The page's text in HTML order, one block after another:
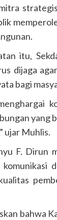
itu,
dijaga
bagi
yang
ujar Muhlis.
F. Dirun
bahwa